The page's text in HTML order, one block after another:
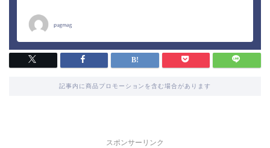
記事内に商品プロモーションを含む場合があります
スポンサーリンク